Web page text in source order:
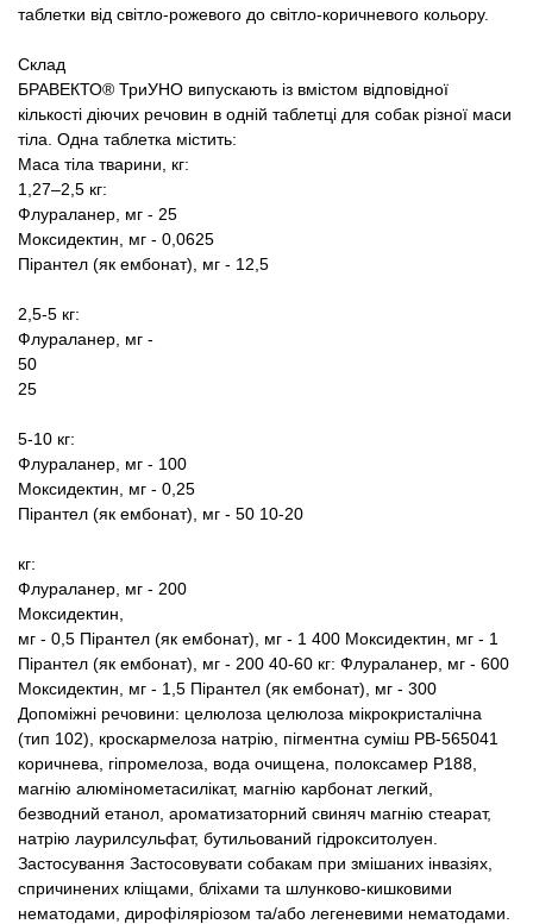
таблетки від світло-рожевого до світло-коричневого кольору.
Склад
БРАВЕКТО® ТриУНО випускають із вмістом відповідної
кількості діючих речовин в одній таблетці для собак різної маси
тіла. Одна таблетка містить:
Маса тіла тварини, кг:
1,27–2,5 кг:
Флураланер, мг - 25
Моксидектин, мг - 0,0625
Пірантел (як ембонат), мг - 12,5
2,5-5 кг:
Флураланер, мг -
50
25
5-10 кг:
Флураланер, мг - 100
Моксидектин, мг - 0,25
Пірантел (як ембонат), мг - 50 10-20
кг:
Флураланер, мг - 200
Моксидектин,
мг - 0,5 Пірантел (як ембонат), мг - 1 400 Моксидектин, мг - 1
Пірантел (як ембонат), мг - 200 40-60 кг: Флураланер, мг - 600
Моксидектин, мг - 1,5 Пірантел (як ембонат), мг - 300
Допоміжні речовини: целюлоза целюлоза мікрокристалічна
(тип 102), кроскармелоза натрію, пігментна суміш PB-565041
коричнева, гіпромелоза, вода очищена, полоксамер P188,
магнію алюмінометасилікат, магнію карбонат легкий,
безводний етанол, ароматизаторний свиняч магнію стеарат,
натрію лаурилсульфат, бутильований гідрокситолуен.
Застосування Застосовувати собакам при змішаних інвазіях,
спричинених кліщами, бліхами та шлунково-кишковими
нематодами, дирофіляріозом та/або легеневими нематодами.
Товари для гризунів
Товари для коней
Товари для людей
Хозряд - господарчі товари оптом
Популярні зоотоварі
Архів / Знято з виробництва